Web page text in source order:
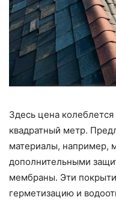
Здесь цена
квадратный метр.
материалы, например,
дополнительными
мембраны. Эти
герметизацию и